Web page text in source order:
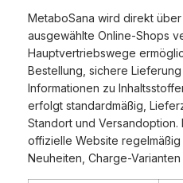
MetaboSana wird direkt
ausgewählte Online-Shops
Hauptvertriebswege
Bestellung, sichere
Informationen zu
erfolgt standardmäßig,
Standort und
offizielle Website
Neuheiten, Charge-